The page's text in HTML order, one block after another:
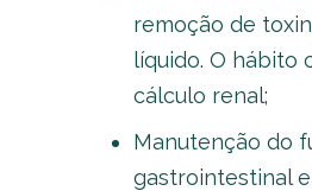
remoção de
líquido. O hábito
cálculo renal;
Manutenção do
gastrointestinal